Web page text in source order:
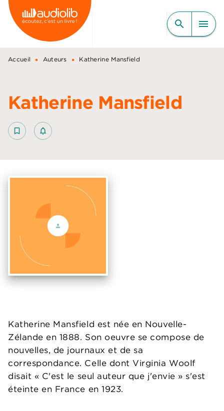
MENU RECHERCHE
CONTENU
PIED DE PAGE
search menu
Accueil • Auteurs • Katherine Mansfield
Katherine Mansfield
bookmark_border notifications_none_outlined
Katherine Mansfield est née en Nouvelle-
Zélande en 1888. Son oeuvre se compose de
nouvelles, de journaux et de sa
correspondance. Celle dont Virginia Woolf
disait « C'est le seul auteur que j'envie » s'est
éteinte en France en 1923.